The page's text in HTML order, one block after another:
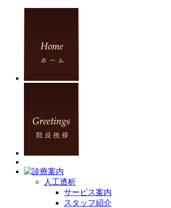
人工透析
サービス案内
スタッフ紹介